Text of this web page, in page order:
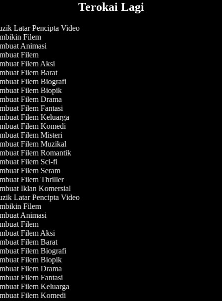
Terokai Lagi
Latar Pencipta Video
Filem
Animasi
Filem
Filem Aksi
Filem Barat
Filem Biografi
Filem Biopik
Filem Drama
Filem Fantasi
Filem Keluarga
Filem Komedi
Filem Misteri
Filem Muzikal
Filem Romantik
Filem Sci-fi
Filem Seram
Filem Thriller
Iklan Komersial
Latar Pencipta Video
Filem
Animasi
Filem
Filem Aksi
Filem Barat
Filem Biografi
Filem Biopik
Filem Drama
Filem Fantasi
Filem Keluarga
Filem Komedi